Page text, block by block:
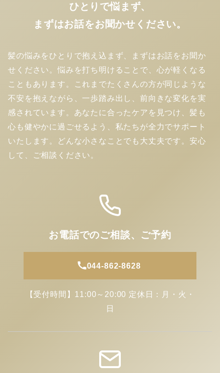
ひとりで悩まず、
まずはお話をお聞かせください。
髪の悩みをひとりで抱え込まず、まずはお話をお聞か
せください。悩みを打ち明けることで、心が軽くなる
こともあります。これまでたくさんの方が同じような
不安を抱えながら、一歩踏み出し、前向きな変化を実
感されています。あなたに合ったケアを見つけ、髪も
心も健やかに過ごせるよう、私たちが全力でサポート
いたします。どんな小さなことでも大丈夫です。安心
して、ご相談ください。
お電話でのご相談、ご予約
044-862-8628
【受付時間】11:00～20:00 定休日：月・火・
日